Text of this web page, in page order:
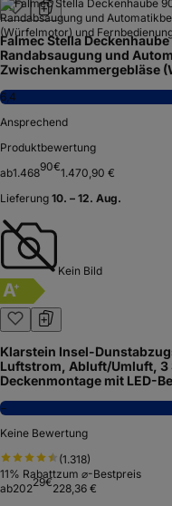
Falmec Stella
Randabsaugung und
Zwischenkammergebläse
6,4
Ansprechend
Produktbewertung
ab1.46890€1.470,90 €
Lieferung 10. – 12. Aug.
Kein Bild
A+
Klarstein Insel-
Luftstrom, Abluft/Umluft,
Deckenmontage mit LED-
−
Keine Bewertung
(1.318)
11% Rabattzum ⌀-Bestpreis
ab20229€228,36 €